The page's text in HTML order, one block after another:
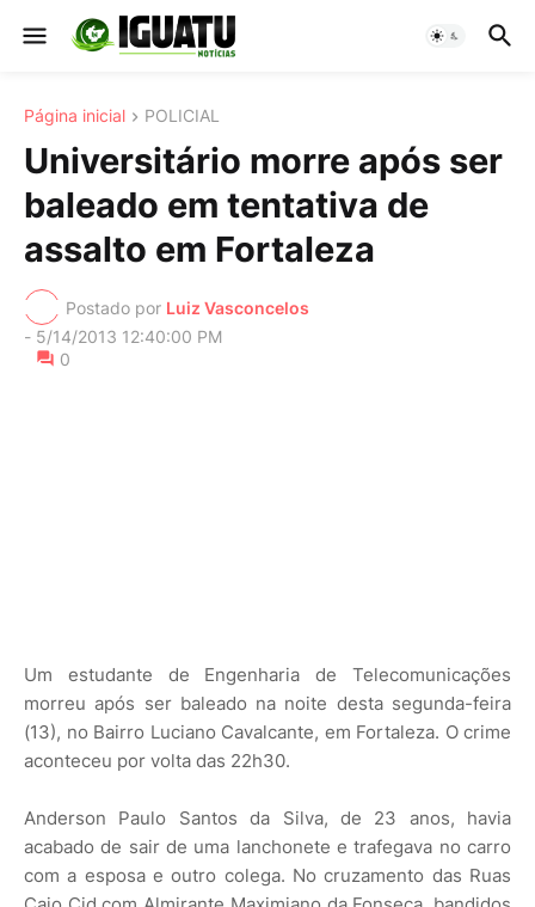
Página inicial POLICIAL
Universitário morre após ser
baleado em tentativa de
assalto em Fortaleza
Postado por Luiz Vasconcelos
- 5/14/2013 12:40:00 PM
0
Um estudante de Engenharia de Telecomunicações
morreu após ser baleado na noite desta segunda-feira
(13), no Bairro Luciano Cavalcante, em Fortaleza. O crime
aconteceu por volta das 22h30.
Anderson Paulo Santos da Silva, de 23 anos, havia
acabado de sair de uma lanchonete e trafegava no carro
com a esposa e outro colega. No cruzamento das Ruas